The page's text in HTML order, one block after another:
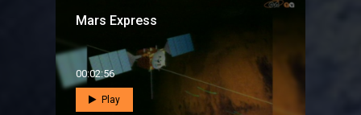
Mars Express
00:02:56
Play